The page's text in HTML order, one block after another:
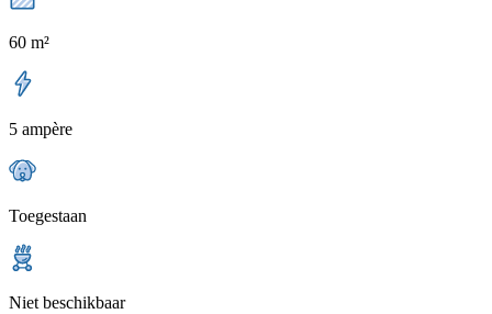
60 m²
5 ampère
Toegestaan
Niet beschikbaar